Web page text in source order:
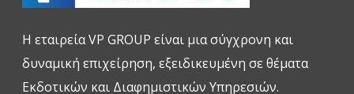
H εταιρεία VP GROUP είναι μια σύγχρονη και
δυναμική επιχείρηση, εξειδικευμένη σε θέματα
Εκδοτικών και Διαφημιστικών Υπηρεσιών.